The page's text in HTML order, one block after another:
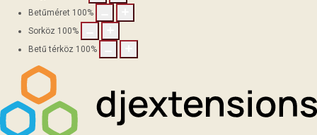
Betűméret 100%
Sorköz 100%
Betű térköz 100%